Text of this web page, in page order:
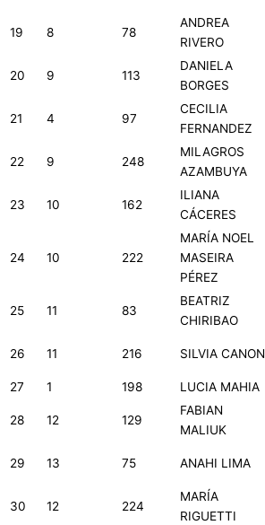
19 8 78
ANDREA
RIVERO
20 9 113
DANIELA
BORGES
21 4 97
CECILIA
FERNANDEZ
22 9 248
MILAGROS
AZAMBUYA
23 10 162
ILIANA
CÁCERES
24 10 222
MARÍA NOEL
MASEIRA
PÉREZ
25 11 83
BEATRIZ
CHIRIBAO
26 11 216 SILVIA CANON
27
1 198 LUCIA MAHIA
28 12 129
FABIAN
MALIUK
29 13 75 ANAHI LIMA
30 12 224
MARÍA
RIGUETTI